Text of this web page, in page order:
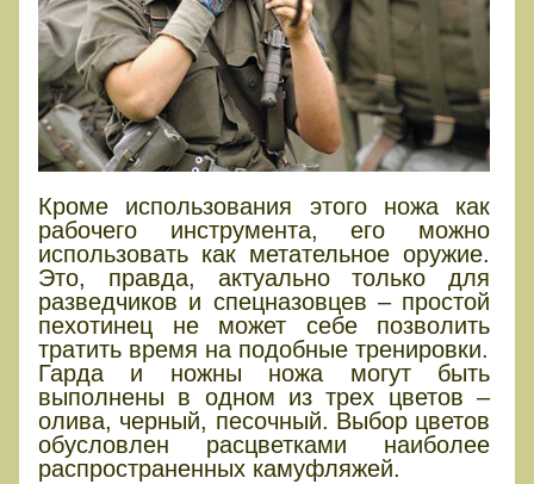
Кроме использования этого ножа как
рабочего инструмента, его можно
использовать как метательное оружие.
Это, правда, актуально только для
разведчиков и спецназовцев – простой
пехотинец не может себе позволить
тратить время на подобные тренировки.
Гарда и ножны ножа могут быть
выполнены в одном из трех цветов –
олива, черный, песочный. Выбор цветов
обусловлен расцветками наиболее
распространенных камуфляжей.